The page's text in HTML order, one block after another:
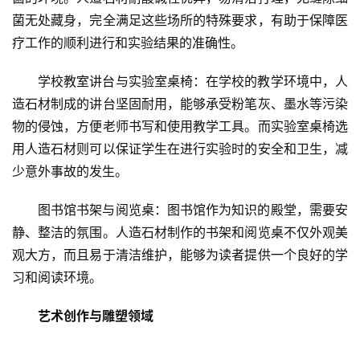
文
章
专
题
列
快
讯
投稿
菌无处藏身，完全满足这些场所的特殊要求，有助于保障医
疗工作的顺利进行和实验结果的准确性。
学校教室讲台与实验室桌椅：在学校的教学环境中，人
造石材制成的讲台坚固耐用，能够承受粉笔灰、墨水等污染
物的侵蚀，方便老师书写和使用教学工具。而实验室桌椅选
用人造石材则可以保证学生在进行实验时的安全和卫生，减
少意外事故的发生。
图书馆书架与阅览桌：图书馆作为知识的殿堂，需要安
静、整洁的氛围。人造石材制作的书架和阅览桌不仅外观美
观大方，而且易于清洁维护，能够为读者提供一个良好的学
习和阅读环境。
艺术创作与雕塑领域